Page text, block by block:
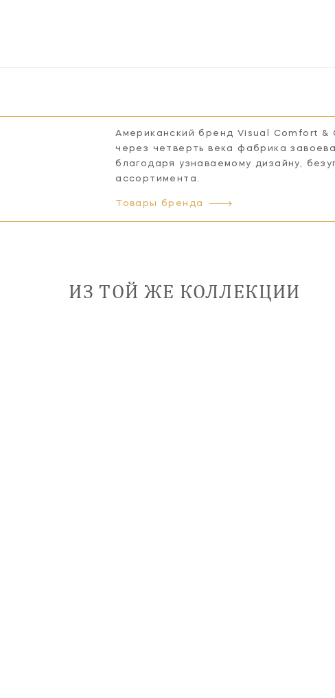
Американский бренд Visual Comfort &
через четверть века фабрика
благодаря узнаваемому дизайну,
ассортимента.
Товары бренда
ИЗ ТОЙ ЖЕ КОЛЛЕКЦИИ